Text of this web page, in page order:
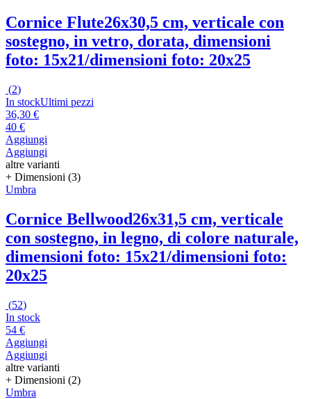
Cornice Flute26x30,5 cm, verticale con
sostegno, in vetro, dorata, dimensioni
foto: 15x21/dimensioni foto: 20x25
(2)
In stockUltimi pezzi
36,30 €
40 €
Aggiungi
Aggiungi
altre varianti
+ Dimensioni (3)
Umbra
Cornice Bellwood26x31,5 cm, verticale
con sostegno, in legno, di colore naturale,
dimensioni foto: 15x21/dimensioni foto:
20x25
(52)
In stock
54 €
Aggiungi
Aggiungi
altre varianti
+ Dimensioni (2)
Umbra